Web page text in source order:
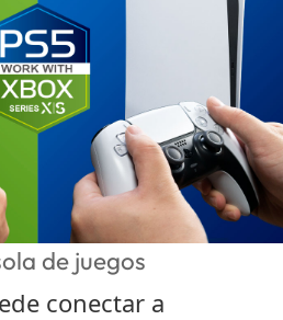
de juegos
conectar a